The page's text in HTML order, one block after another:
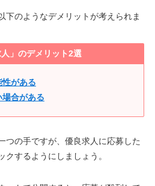
下のようなデメリットが考えられま
人」のデメリット2選
がある
合がある
つの手ですが、優良求人に応募した
するようにしましょう。